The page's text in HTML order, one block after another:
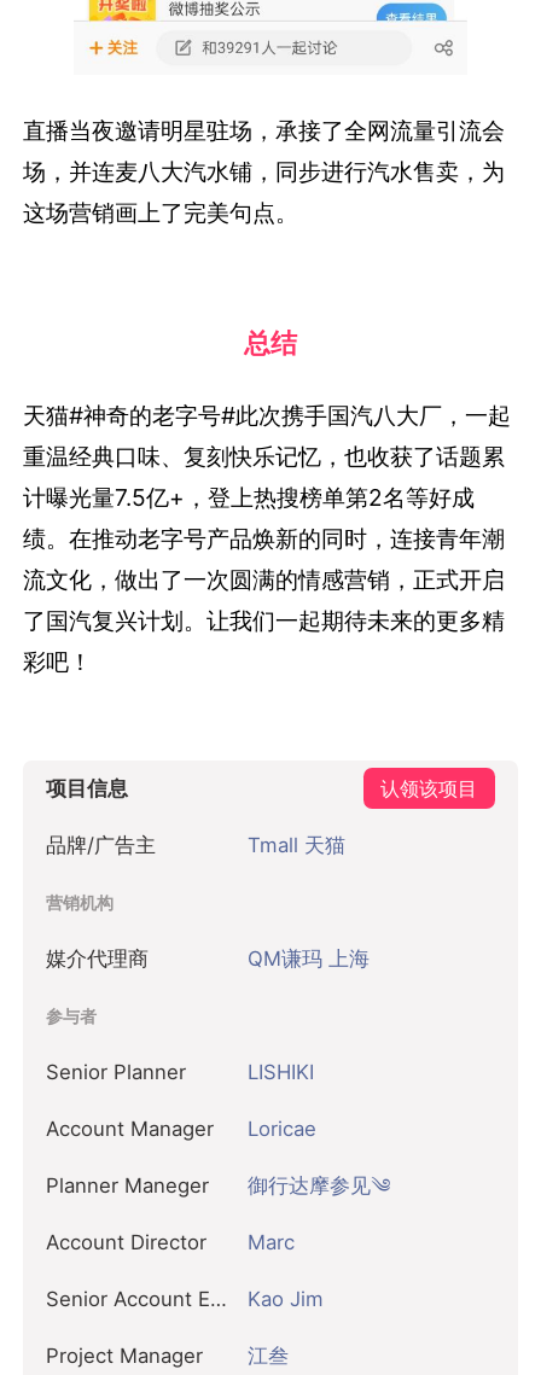
直播当夜邀请明星驻场，承接了全网流量引流会
场，并连麦八大汽水铺，同步进行汽水售卖，为
这场营销画上了完美句点。
总结
天猫#神奇的老字号#此次携手国汽八大厂，一起
重温经典口味、复刻快乐记忆，也收获了话题累
计曝光量7.5亿+，登上热搜榜单第2名等好成
绩。在推动老字号产品焕新的同时，连接青年潮
流文化，做出了一次圆满的情感营销，正式开启
了国汽复兴计划。让我们一起期待未来的更多精
彩吧！
项目信息 认领该项目
品牌/广告主 Tmall 天猫
营销机构
媒介代理商 QM谦玛 上海
参与者
Senior Planner LISHIKI
Account Manager Loricae
Planner Maneger 御行达摩参见༄
Account Director Marc
Senior Account Executive Kao Jim
Project Manager 江叁